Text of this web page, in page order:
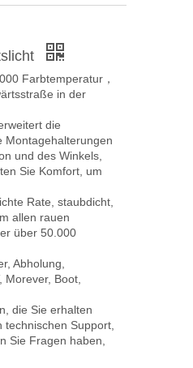
Farbtemperatur ，
in der
die
Montagehalterungen
und des Winkels,
Sie Komfort, um
Rate, staubdicht,
allen rauen
über 50.000
Abholung,
Morever, Boot,
die Sie erhalten
Support,
Sie Fragen haben,